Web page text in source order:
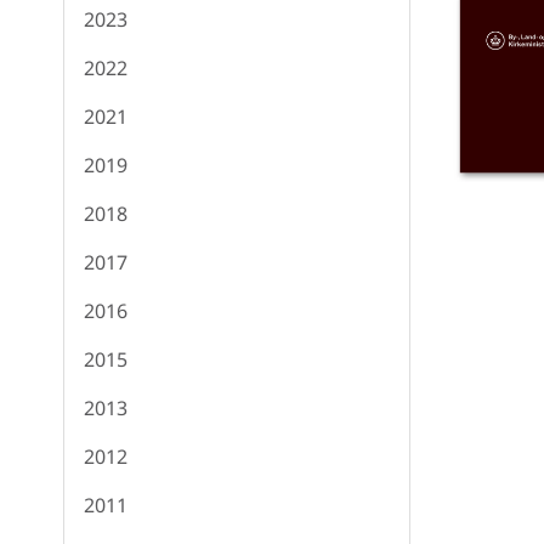
2023
2022
2021
2019
2018
2017
2016
2015
2013
2012
2011